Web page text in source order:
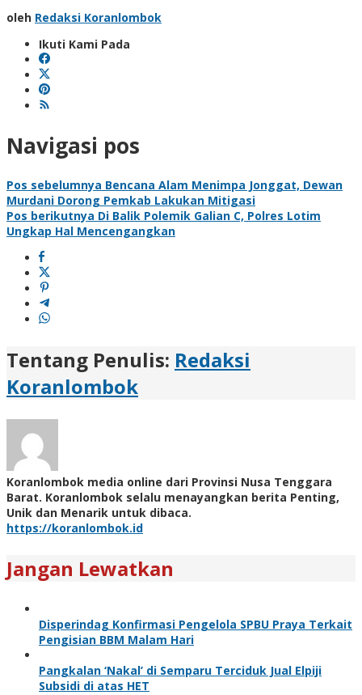
oleh Redaksi Koranlombok
Ikuti Kami Pada
Navigasi pos
Pos sebelumnya Bencana Alam Menimpa Jonggat, Dewan
Murdani Dorong Pemkab Lakukan Mitigasi
Pos berikutnya Di Balik Polemik Galian C, Polres Lotim
Ungkap Hal Mencengangkan
Tentang Penulis: Redaksi
Koranlombok
Koranlombok media online dari Provinsi Nusa Tenggara
Barat. Koranlombok selalu menayangkan berita Penting,
Unik dan Menarik untuk dibaca.
https://koranlombok.id
Jangan Lewatkan
Disperindag Konfirmasi Pengelola SPBU Praya Terkait
Pengisian BBM Malam Hari
Pangkalan ‘Nakal’ di Semparu Terciduk Jual Elpiji
Subsidi di atas HET